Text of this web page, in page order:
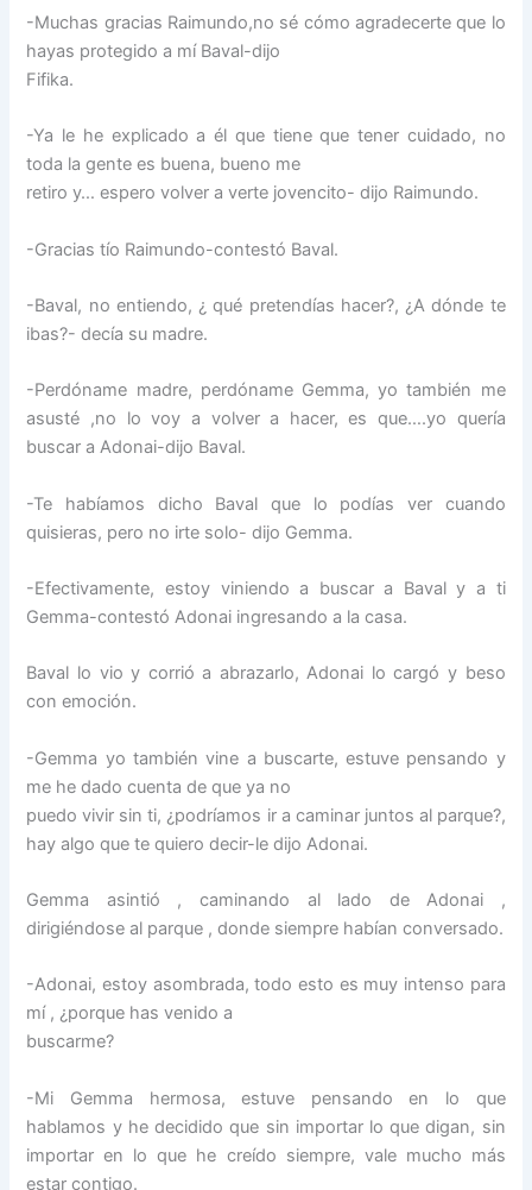
-Muchas gracias Raimundo,no sé cómo agradecerte que lo
hayas protegido a mí Baval-dijo
Fifika.
-Ya le he explicado a él que tiene que tener cuidado, no
toda la gente es buena, bueno me
retiro y… espero volver a verte jovencito- dijo Raimundo.
-Gracias tío Raimundo-contestó Baval.
-Baval, no entiendo, ¿ qué pretendías hacer?, ¿A dónde te
ibas?- decía su madre.
-Perdóname madre, perdóname Gemma, yo también me
asusté ,no lo voy a volver a hacer, es que….yo quería
buscar a Adonai-dijo Baval.
-Te habíamos dicho Baval que lo podías ver cuando
quisieras, pero no irte solo- dijo Gemma.
-Efectivamente, estoy viniendo a buscar a Baval y a ti
Gemma-contestó Adonai ingresando a la casa.
Baval lo vio y corrió a abrazarlo, Adonai lo cargó y beso
con emoción.
-Gemma yo también vine a buscarte, estuve pensando y
me he dado cuenta de que ya no
puedo vivir sin ti, ¿podríamos ir a caminar juntos al parque?,
hay algo que te quiero decir-le dijo Adonai.
Gemma asintió , caminando al lado de Adonai ,
dirigiéndose al parque , donde siempre habían conversado.
-Adonai, estoy asombrada, todo esto es muy intenso para
mí , ¿porque has venido a
buscarme?
-Mi Gemma hermosa, estuve pensando en lo que
hablamos y he decidido que sin importar lo que digan, sin
importar en lo que he creído siempre, vale mucho más
estar contigo.